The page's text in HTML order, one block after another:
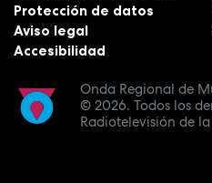
Onda Regional de
© 2026. Todos los
Radiotelevisión de
Protección de datos
Aviso legal
Accesibilidad